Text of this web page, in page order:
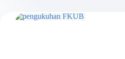
Kesehatan